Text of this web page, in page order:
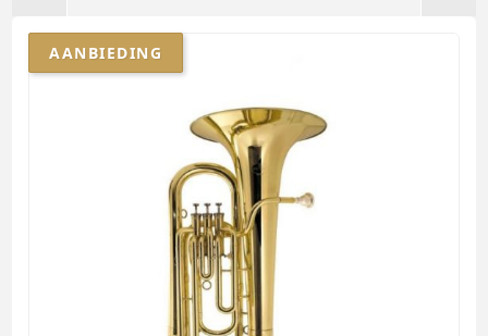
AANBIEDING